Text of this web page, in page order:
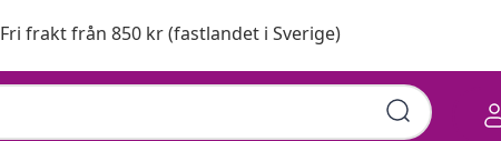
Fri frakt från 850 kr (fastlandet i Sverige)